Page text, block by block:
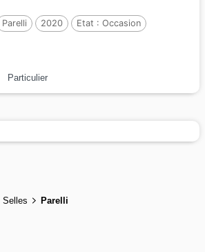
Parelli 2020 Etat : Occasion
Particulier
Selles Parelli